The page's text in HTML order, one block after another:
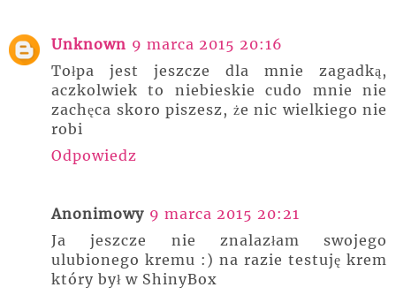
Unknown 9 marca 2015 20:16
Tołpa jest jeszcze dla mnie zagadką,
aczkolwiek to niebieskie cudo mnie nie
zachęca skoro piszesz, że nic wielkiego nie
robi
Odpowiedz
Anonimowy 9 marca 2015 20:21
Ja jeszcze nie znalazłam swojego
ulubionego kremu :) na razie testuję krem
który był w ShinyBox